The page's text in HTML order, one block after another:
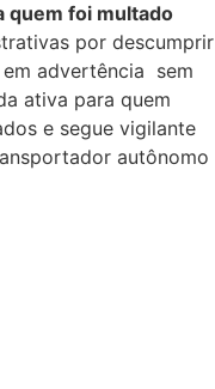
quem foi multado
por descumprir
advertência sem
ativa para quem
e segue vigilante
autônomo